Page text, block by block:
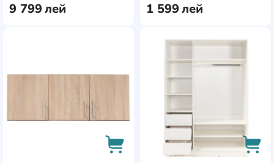
9 799лей 1 599лей
AddCardToFavourite